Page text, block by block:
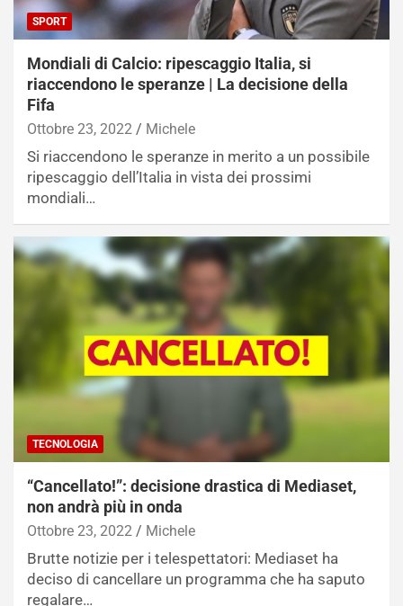
SPORT
Mondiali di Calcio: ripescaggio Italia, si
riaccendono le speranze | La decisione della
Fifa
Ottobre 23, 2022 Michele
Si riaccendono le speranze in merito a un possibile
ripescaggio dell’Italia in vista dei prossimi
mondiali…
TECNOLOGIA
“Cancellato!”: decisione drastica di Mediaset,
non andrà più in onda
Ottobre 23, 2022 Michele
Brutte notizie per i telespettatori: Mediaset ha
deciso di cancellare un programma che ha saputo
regalare…